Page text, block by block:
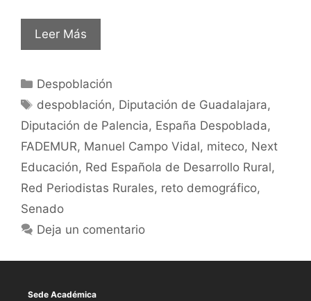
Leer Más
Despoblación
despoblación, Diputación de Guadalajara,
Diputación de Palencia, España Despoblada,
FADEMUR, Manuel Campo Vidal, miteco, Next
Educación, Red Española de Desarrollo Rural,
Red Periodistas Rurales, reto demográfico,
Senado
Deja un comentario
Sede Académica